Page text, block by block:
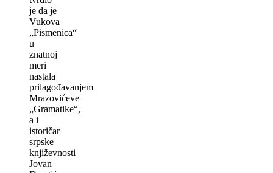
je da je
Vukova
„Pismenica“
u
znatnoj
meri
nastala
prilagođavanjem
Mrazovićeve
„Gramatike“,
a i
istoričar
srpske
književnosti
Jovan